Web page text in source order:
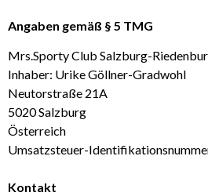
Angaben gemäß § 5 TMG
Mrs.Sporty Club Salzburg-
Inhaber: Urike Göllner-Gradwohl
Neutorstraße 21A
5020 Salzburg
Österreich
Umsatzsteuer-
Kontakt